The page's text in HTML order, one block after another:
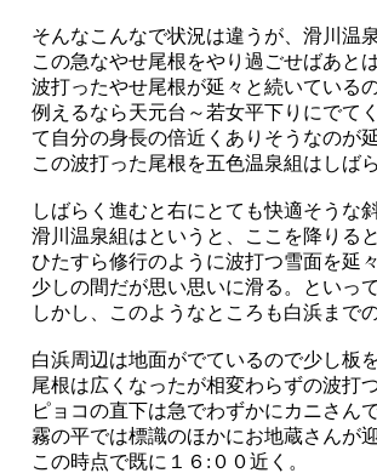
そんなこんなで状況は違うが、滑川温
この急なやせ尾根をやり過ごせばあと
波打ったやせ尾根が延々と続いている
例えるなら天元台～若女平下りにでて
て自分の身長の倍近くありそうなのが
この波打った尾根を五色温泉組はしば
しばらく進むと右にとても快適そうな
滑川温泉組はというと、ここを降りる
ひたすら修行のように波打つ雪面を延
少しの間だが思い思いに滑る。といっ
しかし、このようなところも白浜まで
白浜周辺は地面がでているので少し板
尾根は広くなったが相変わらずの波打
ピョコの直下は急でわずかにカニさん
霧の平では標識のほかにお地蔵さんが
この時点で既に１６:００近く。